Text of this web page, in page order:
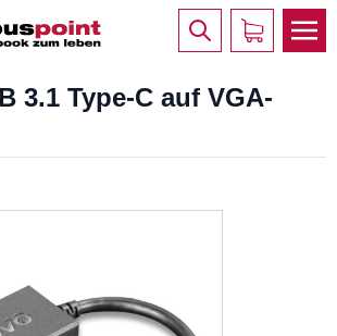
3.1 Type-C auf VGA-